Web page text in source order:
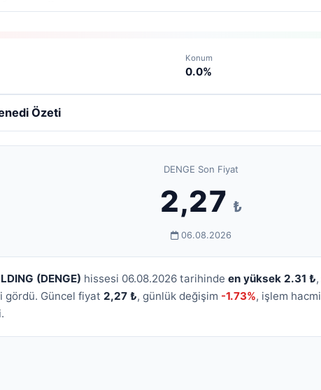
Konum
0.0%
Özeti
DENGE Son Fiyat
2,27 ₺
06.08.2026
(DENGE) hissesi 06.08.2026 tarihinde en yüksek 2.31 ₺,
gördü. Güncel fiyat 2,27 ₺, günlük değişim -1.73%, işlem hacmi